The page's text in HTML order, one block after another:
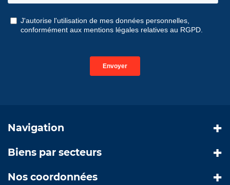
Navigation
Biens par secteurs
Nos coordonnées